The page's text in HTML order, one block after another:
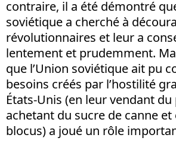
contraire, il a été démontré
soviétique a cherché à
révolutionnaires et leur a
lentement et prudemment.
que l’Union soviétique ait pu
besoins créés par l’hostilité
États-Unis (en leur vendant
achetant du sucre de canne
blocus) a joué un rôle